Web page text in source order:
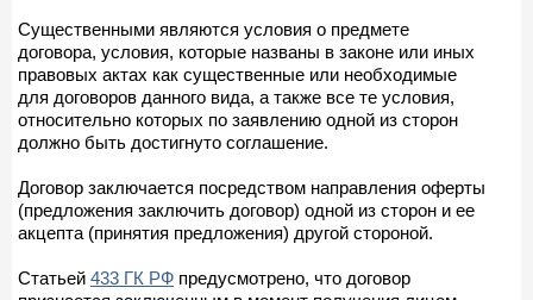
Существенными являются условия о предмете
договора, условия, которые названы в законе или иных
правовых актах как существенные или необходимые
для договоров данного вида, а также все те условия,
относительно которых по заявлению одной из сторон
должно быть достигнуто соглашение.
Договор заключается посредством направления оферты
(предложения заключить договор) одной из сторон и ее
акцепта (принятия предложения) другой стороной.
Статьей 433 ГК РФ предусмотрено, что договор